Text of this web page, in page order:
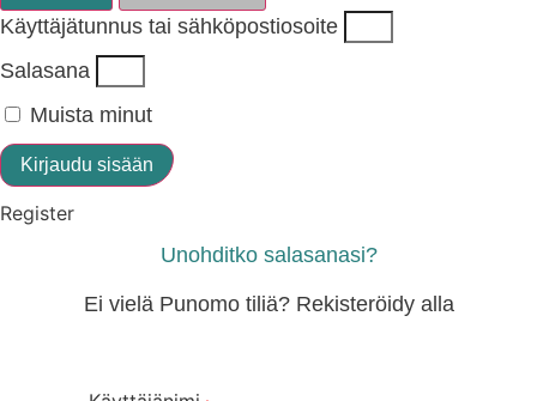
Käyttäjätunnus tai sähköpostiosoite
Salasana
Muista minut
Kirjaudu sisään
Register
Unohditko salasanasi?
Ei vielä Punomo tiliä? Rekisteröidy alla